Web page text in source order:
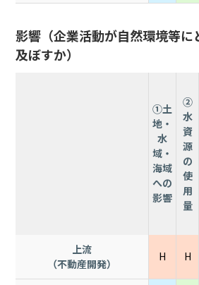
影響（企業活動が自然環境等に
及ぼすか）
①土
地・
水
域・
海域
への
影響
②
水
資
源
の
使
用
量
上流
（不動産開発）
H H